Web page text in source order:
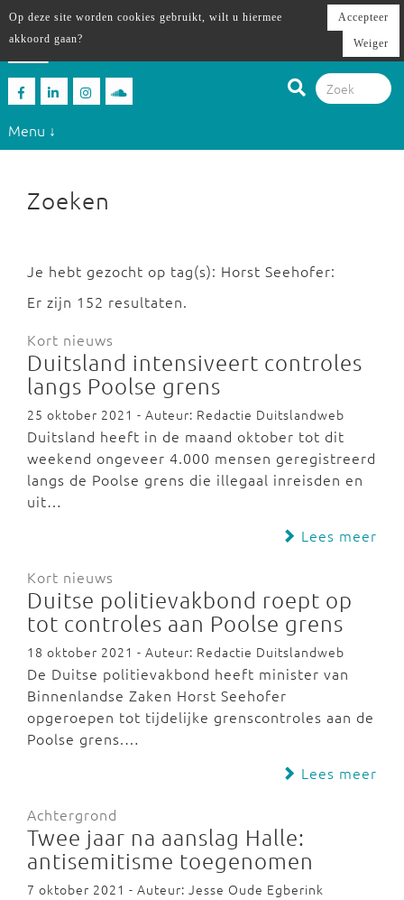
Menu ↓
Zoeken
Je hebt gezocht op tag(s): Horst Seehofer:
Er zijn 152 resultaten.
Kort nieuws
Duitsland intensiveert controles
langs Poolse grens
25 oktober 2021 - Auteur: Redactie Duitslandweb
Duitsland heeft in de maand oktober tot dit
weekend ongeveer 4.000 mensen geregistreerd
langs de Poolse grens die illegaal inreisden en
uit…
Lees meer
Kort nieuws
Duitse politievakbond roept op
tot controles aan Poolse grens
18 oktober 2021 - Auteur: Redactie Duitslandweb
De Duitse politievakbond heeft minister van
Binnenlandse Zaken Horst Seehofer
opgeroepen tot tijdelijke grenscontroles aan de
Poolse grens.…
Lees meer
Achtergrond
Twee jaar na aanslag Halle:
antisemitisme toegenomen
7 oktober 2021 - Auteur: Jesse Oude Egberink
Op deze site worden cookies gebruikt, wilt u hiermee
akkoord gaan?
Accepteer
Weiger